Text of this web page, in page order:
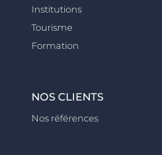
Institutions
Tourisme
Formation
NOS CLIENTS
Nos références